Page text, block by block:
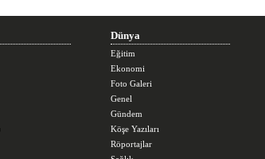
Dünya
Eğitim
Ekonomi
Foto Galeri
Genel
Gündem
Köşe Yazıları
Röportajlar